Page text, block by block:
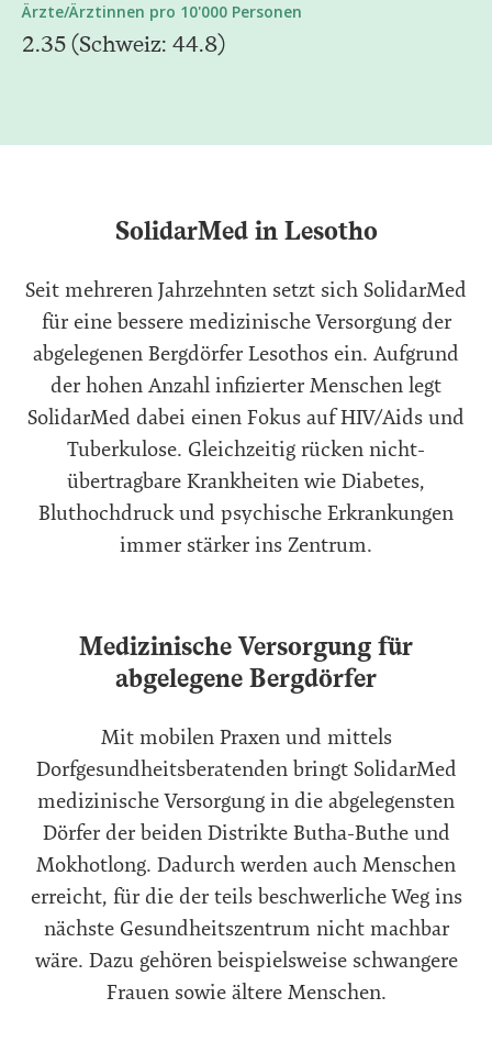
Ärzte/Ärztinnen pro 10'000 Personen
2.35 (Schweiz: 44.8)
SolidarMed in Lesotho
Seit mehreren Jahrzehnten setzt sich SolidarMed
für eine bessere medizinische Versorgung der
abgelegenen Bergdörfer Lesothos ein. Aufgrund
der hohen Anzahl infizierter Menschen legt
SolidarMed dabei einen Fokus auf HIV/Aids und
Tuberkulose. Gleichzeitig rücken nicht-
übertragbare Krankheiten wie Diabetes,
Bluthochdruck und psychische Erkrankungen
immer stärker ins Zentrum.
Medizinische Versorgung für
abgelegene Bergdörfer
Mit mobilen Praxen und mittels
Dorfgesundheitsberatenden bringt SolidarMed
medizinische Versorgung in die abgelegensten
Dörfer der beiden Distrikte Butha-Buthe und
Mokhotlong. Dadurch werden auch Menschen
erreicht, für die der teils beschwerliche Weg ins
nächste Gesundheitszentrum nicht machbar
wäre. Dazu gehören beispielsweise schwangere
Frauen sowie ältere Menschen.